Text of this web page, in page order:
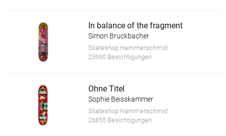
In balance of the fragment
Simon Bruckbacher
Skateshop Hammerschmid
23990 Besichtigungen
Ohne Titel
Sophie Beisskammer
Skateshop Hammerschmid
26855 Besichtigungen